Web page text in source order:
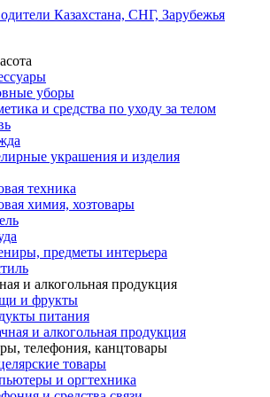
уборы
и средства по уходу за телом
украшения и изделия
техника
химия, хозтовары
предметы интерьера
и алкогольная продукция
и фрукты
питания
и алкогольная продукция
телефония, канцтовары
товары
и оргтехника